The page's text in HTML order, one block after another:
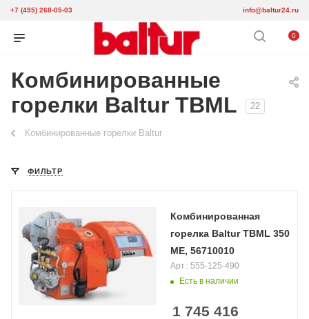
+7 (495) 268-05-03 info@baltur24.ru
0
Комбинированные
горелки Baltur TBML
22
Комбинированные горелки Baltur
ФИЛЬТР
Комбинированная
горелка Baltur TBML 350
ME, 56710010
Есть в наличии
Арт.: 555-125-490
1 745 416